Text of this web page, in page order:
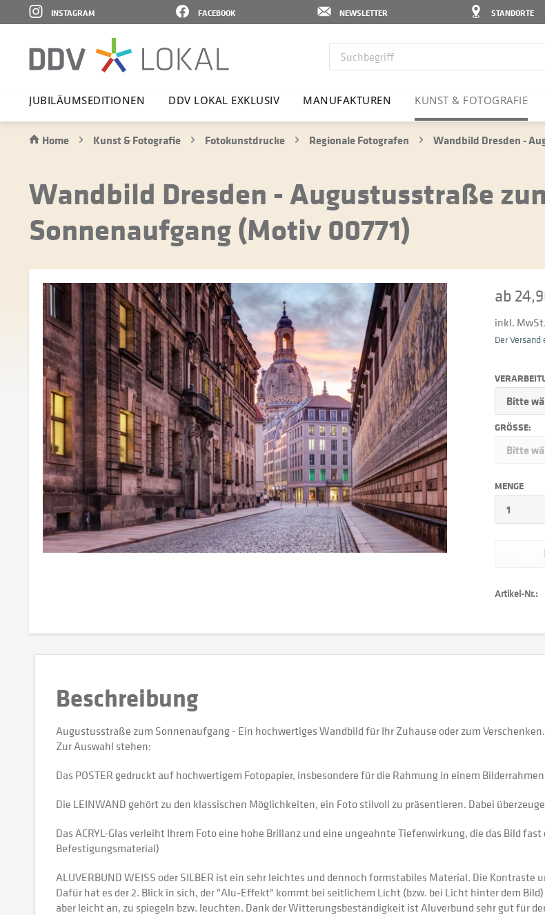
STANDORTE
NEWSLETTER
FACEBOOK
INSTAGRAM
JUBI­LÄ­UMS­E­DI­TIONEN DDV LOKAL EXKLUSIV MANU­FAK­TUREN KUNST & FOTO­GRAFIE
Home Kunst & Fotografie Fotokunstdrucke Regionale Fotografen Wandbild Dresden -
Wandbild Dresden - Augustusstraße
Sonnenaufgang (Motiv 00771)
ab
inkl.
Der
GRÖSSE:
MENGE
Artikel-Nr.:
Beschreibung
Augustusstraße zum Sonnenaufgang - Ein hochwertiges Wandbild für Ihr Zuhause oder zum
Zur Auswahl stehen:
Das POSTER gedruckt auf hochwertigem Fotopapier, insbesondere für die Rahmung in einem
Die LEINWAND gehört zu den klassischen Möglichkeiten, ein Foto stilvoll zu präsentieren. Dabei
Das ACRYL-Glas verleiht Ihrem Foto eine hohe Brillanz und eine ungeahnte Tiefenwirkung, die das Bild
Befestigungsmaterial)
ALUVERBUND WEISS oder SILBER ist ein sehr leichtes und dennoch formstabiles Material. Die
Dafür hat es der 2. Blick in sich, der "Alu-Effekt" kommt bei seitlichem Licht (bzw. bei Licht hinter dem
aber leicht an, zu spiegeln bzw. leuchten. Dank der Witterungsbeständigkeit ist Aluverbund sehr gut für